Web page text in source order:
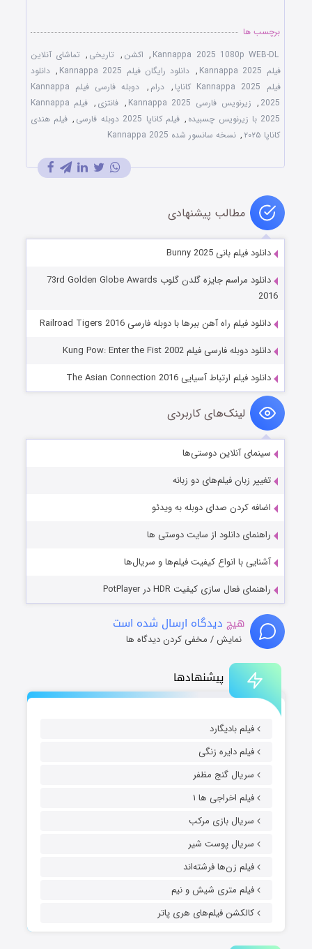
پیشنهادها
فیلم بادیگارد
فیلم دایره زنگی
سریال گنج مظفر
فیلم اخراجی ها ۱
سریال بازی مرکب
سریال پوست شیر
فیلم زن‌ها فرشته‌اند
فیلم متری شیش و نیم
کالکشن فیلم‌های هری پاتر
برچسب ها
Kannappa 2025 1080p WEB-DL
, اکشن , تاریخی , تماشای آنلاین
فیلم Kannappa 2025
, دانلود رایگان فیلم Kannappa 2025 , دانلود
فیلم Kannappa 2025 کاناپا
, درام ,
دوبله فارسی فیلم Kannappa
2025
, زیرنویس فارسی Kannappa 2025 , فانتزی ,
فیلم Kannappa
2025 با زیرنویس چسبیده
, فیلم کاناپا 2025 دوبله فارسی , فیلم هندی
کاناپا ۲۰۲۵
, نسخه سانسور شده Kannappa 2025
مطالب پیشنهادی
دانلود فیلم بانی Bunny 2025
دانلود مراسم جایزه گلدن گلوب 73rd Golden Globe Awards
2016
دانلود فیلم راه آهن ببرها با دوبله فارسی Railroad Tigers 2016
دانلود دوبله فارسی فیلم Kung Pow: Enter the Fist 2002‬‏
دانلود فیلم ارتباط آسیایی The Asian Connection 2016
لینک‌های کاربردی
سینمای آنلاین دوستی‌ها
تغییر زبان فیلم‌های دو زبانه
اضافه کردن صدای دوبله به ویدئو
راهنمای دانلود از سایت دوستی ها
آشنایی با انواع کیفیت فیلم‌ها و سریال‌ها
راهنمای فعال سازی کیفیت HDR در PotPlayer
هیچ دیدگاه ارسال شده است
نمایش / مخفی کردن دیدگاه ها